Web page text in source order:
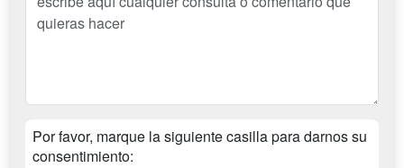
Por favor, marque la siguiente casilla para darnos su
consentimiento: